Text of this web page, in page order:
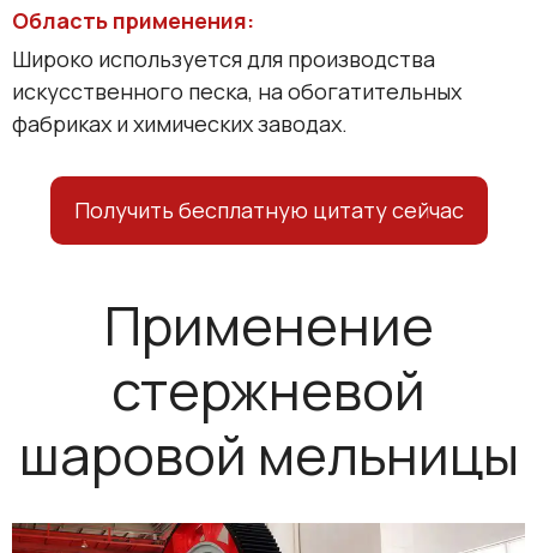
Область применения:
Широко используется для производства
искусственного песка, на обогатительных
фабриках и химических заводах.
Получить бесплатную цитату сейчас
Применение
стержневой
шаровой мельницы